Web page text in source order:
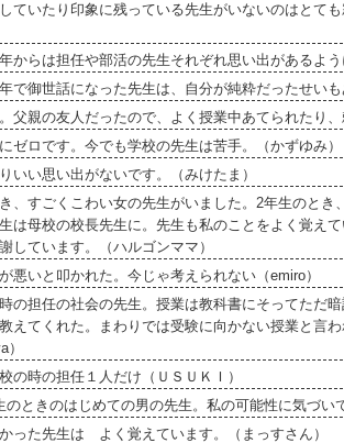
ていたり印象に残っている先生がいないのはとて
からは担任や部活の先生それぞれ思い出があるよう
で御世話になった先生は、自分が純粋だったせい
父親の友人だったので、よく授業中あてられたり
ゼロです。今でも学校の先生は苦手。（かずゆみ）
いい思い出がないです。（みけたま）
、すごくこわい女の先生がいました。2年生のとき
は母校の校長先生に。先生も私のことをよく覚え
しています。（ハルゴンママ）
悪いと叩かれた。今じゃ考えられない（emiro）
の担任の社会の先生。授業は教科書にそってただ
えてくれた。まわりでは受験に向かない授業と言
の時の担任１人だけ（ＵＳＵＫＩ）
のときのはじめての男の先生。私の可能性に気づい
った先生は よく覚えています。（まっすさん）